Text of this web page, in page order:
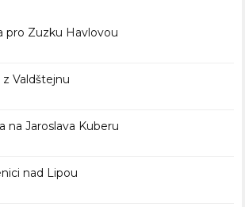
pro Zuzku Havlovou
Valdštejnu
na Jaroslava Kuberu
nad Lipou